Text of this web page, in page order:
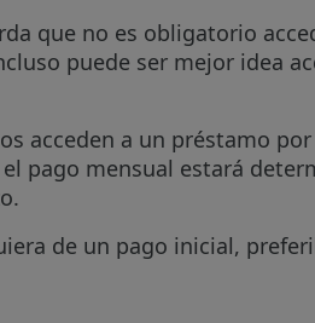
que no es obligatorio
puede ser mejor idea
acceden a un préstamo
pago mensual estará
de un pago inicial,